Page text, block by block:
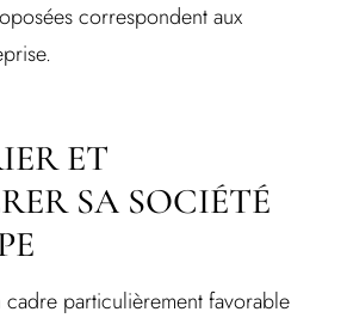
correspondent aux
ET
SA SOCIÉTÉ
cadre particulièrement favorable